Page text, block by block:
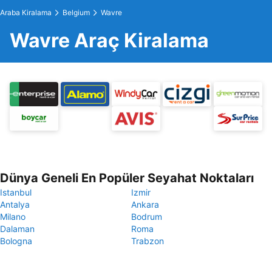
Araba Kiralama Belgium Wavre
Wavre Araç Kiralama
Dünya Geneli En Popüler Seyahat Noktaları
Istanbul
Izmir
Antalya
Ankara
Milano
Bodrum
Dalaman
Roma
Bologna
Trabzon